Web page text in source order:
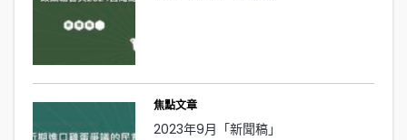
焦點文章
2023年9月「新聞稿」